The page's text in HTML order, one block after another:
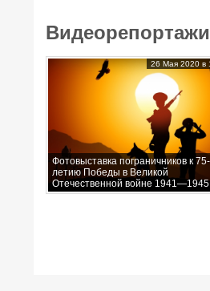
Фотовыставка пограничников к 75-
летию Победы в Великой
Отечественной войне 1941—1945
26 Мая 2020 в